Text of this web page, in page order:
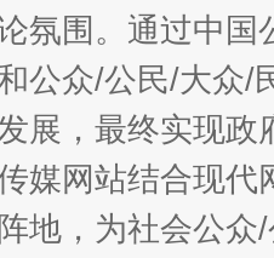
氛围。通过中
公众/公民/大众/
展，最终实现
媒网站结合现
地，为社会公